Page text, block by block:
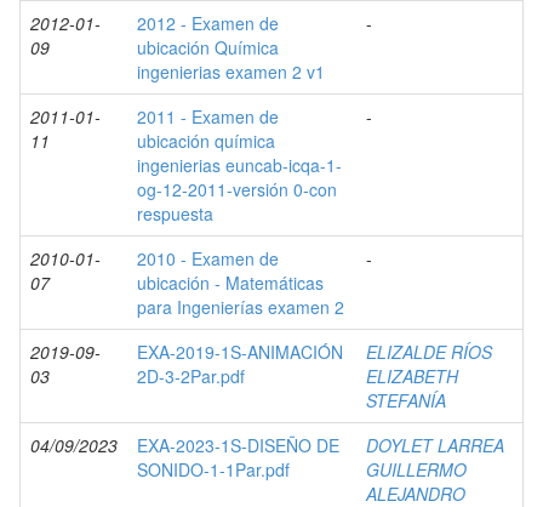
2012-01-
09
2012 - Examen de
ubicación Química
ingenierias examen 2 v1
-
2011-01-
11
2011 - Examen de
ubicación química
ingenierias euncab-icqa-1-
og-12-2011-versión 0-con
respuesta
-
2010-01-
07
2010 - Examen de
ubicación - Matemáticas
para Ingenierías examen 2
-
2019-09-
03
EXA-2019-1S-ANIMACIÓN
2D-3-2Par.pdf
ELIZALDE RÍOS
ELIZABETH
STEFANÍA
04/09/2023
EXA-2023-1S-DISEÑO DE
SONIDO-1-1Par.pdf
DOYLET LARREA
GUILLERMO
ALEJANDRO